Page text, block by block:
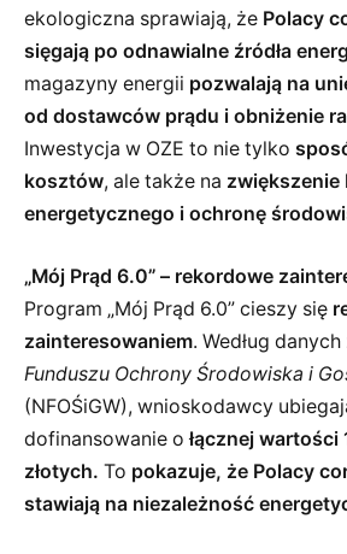
ekologiczna sprawiają, że Polacy
sięgają po odnawialne źródła
magazyny energii pozwalają na
od dostawców prądu i obniżenie
Inwestycja w OZE to nie tylko
kosztów, ale także na zwiększenie
energetycznego i ochronę
„Mój Prąd 6.0” – rekordowe
Program „Mój Prąd 6.0” cieszy się
zainteresowaniem. Według danych
Funduszu Ochrony Środowiska i
(NFOŚiGW), wnioskodawcy
dofinansowanie o łącznej wartości
złotych. To pokazuje, że Polacy
stawiają na niezależność